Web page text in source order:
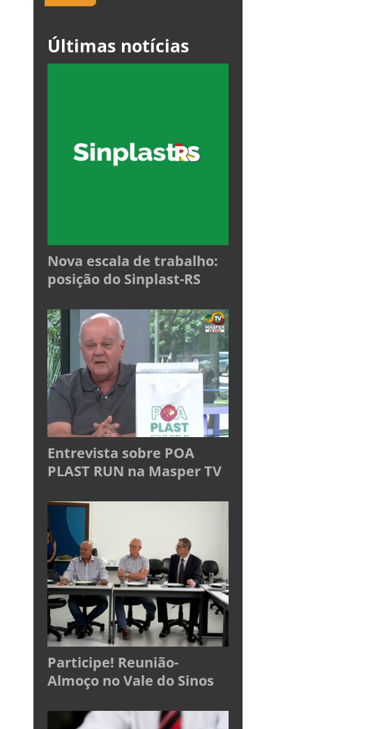
Últimas notícias
Nova escala de trabalho:
posição do Sinplast-RS
Entrevista sobre POA
PLAST RUN na Masper TV
Participe! Reunião-
Almoço no Vale do Sinos